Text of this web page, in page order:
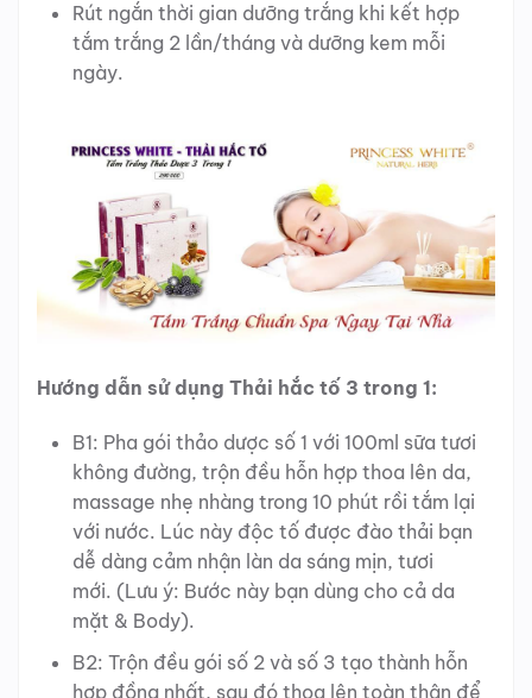
Rút ngắn thời gian dưỡng trắng khi kết hợp
tắm trắng 2 lần/tháng và dưỡng kem mỗi
ngày.
Hướng dẫn sử dụng Thải hắc tố 3 trong 1:
B1: Pha gói thảo dược số 1 với 100ml sữa tươi
không đường, trộn đều hỗn hợp thoa lên da,
massage nhẹ nhàng trong 10 phút rồi tắm lại
với nước. Lúc này độc tố được đào thải bạn
dễ dàng cảm nhận làn da sáng mịn, tươi
mới. (Lưu ý: Bước này bạn dùng cho cả da
mặt & Body).
B2: Trộn đều gói số 2 và số 3 tạo thành hỗn
hợp đồng nhất, sau đó thoa lên toàn thân để